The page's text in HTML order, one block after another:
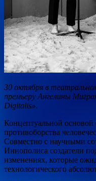
30 октября в
премьеру Ангелины
Digitalis».
Концептуальной основой
противоборства
Совместно с научными
Иннополиса создатели
изменениях, которые
технологического